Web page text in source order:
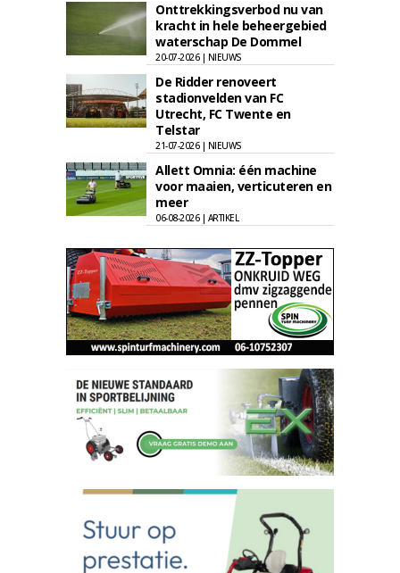
Onttrekkingsverbod nu van
kracht in hele beheergebied
waterschap De Dommel
20-07-2026 | NIEUWS
De Ridder renoveert
stadionvelden van FC
Utrecht, FC Twente en
Telstar
21-07-2026 | NIEUWS
Allett Omnia: één machine
voor maaien, verticuteren en
meer
06-08-2026 | ARTIKEL